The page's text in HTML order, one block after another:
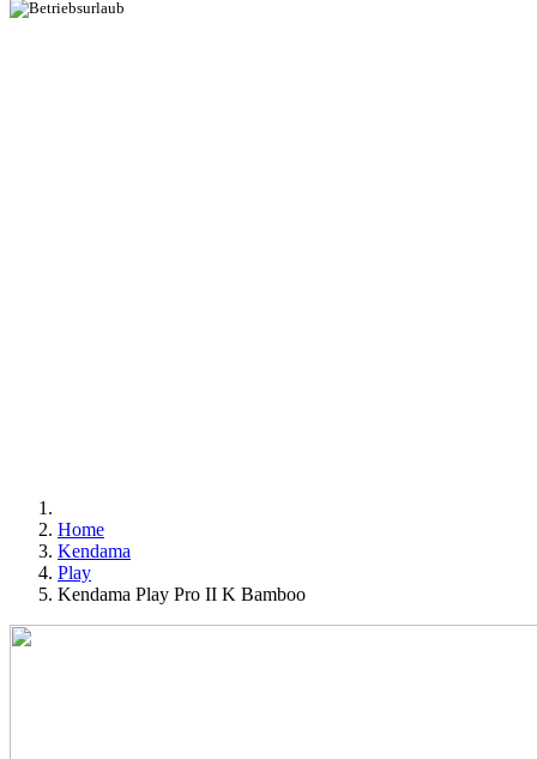
Home
Kendama
Play
Kendama Play Pro II K Bamboo